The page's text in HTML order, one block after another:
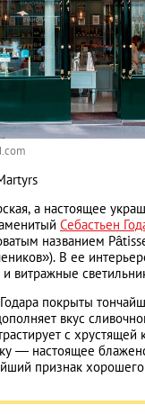
а настоящее
Себастьен
названием
В ее
витражные
покрыты
вкус
с хрустящей
― настоящее
признак хорошего